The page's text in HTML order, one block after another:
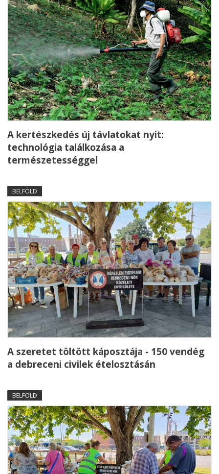
A kertészkedés új távlatokat nyit:
technológia találkozása a
természetességgel
BELFÖLD
A szeretet töltött káposztája - 150 vendég
a debreceni civilek ételosztásán
BELFÖLD